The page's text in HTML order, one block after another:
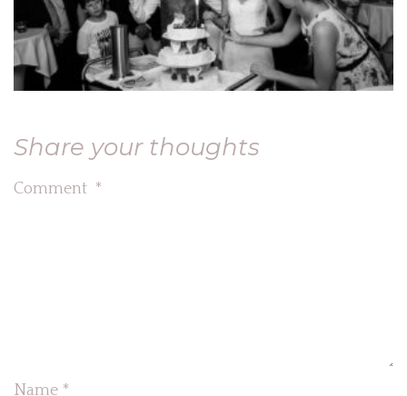
Share your thoughts
Comment *
Name *